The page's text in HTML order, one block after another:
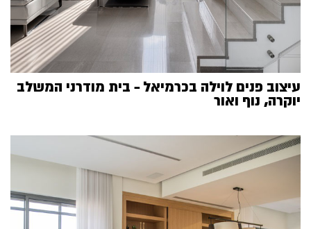
עיצוב פנים לוילה בכרמיאל – בית מודרני המשלב
יוקרה, נוף ואור